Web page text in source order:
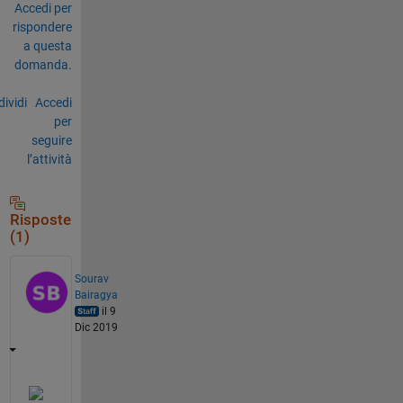
Accedi per
rispondere
a questa
domanda.
Accedi
per
seguire
l’attività
Risposte
(1)
Sourav
Bairagya
il 9
Dic 2019